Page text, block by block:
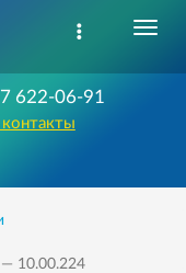
622-06-91
контакты
— 10.00.224